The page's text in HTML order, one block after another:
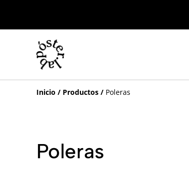
Inicio / Productos / Poleras
Poleras